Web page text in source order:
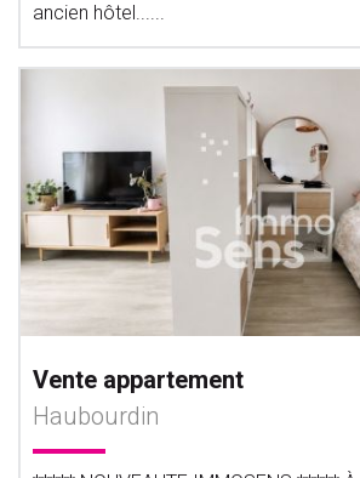
ancien hôtel......
Vente appartement
Haubourdin